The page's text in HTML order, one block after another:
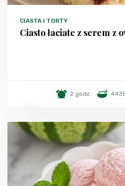
CIASTA I TORTY
Ciasto łaciate z serem z
2 godz.